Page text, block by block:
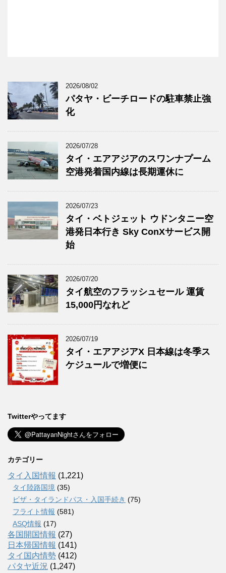
2026/08/02
パタヤ・ビーチロードの駐車禁止強
化
2026/07/28
タイ・エアアジアのスワンナプーム
空港発着国内線は長期運休に
2026/07/23
タイ・ベトジェット ウドンタニー空
港発日本行き Sky ConXサービス開
始
2026/07/20
タイ航空のフラッシュセール 運賃
15,000円なれど
2026/07/19
タイ・エアアジアX 日本線は冬季ス
ケジュールで増便に
Twitterやってます
カテゴリー
タイ入国情報 (1,221)
タイ陸路国境 (35)
ビザ・タイランドパス・入国手続き (75)
フライト情報 (581)
ASQ情報 (17)
各国開国情報 (27)
日本帰国情報 (141)
タイ国内情勢 (412)
パタヤ近況 (1,247)